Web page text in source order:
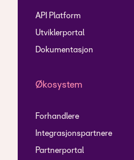
API Platform
Utviklerportal
Dokumentasjon
Økosystem
Forhandlere
Integrasjonspartnere
Partnerportal